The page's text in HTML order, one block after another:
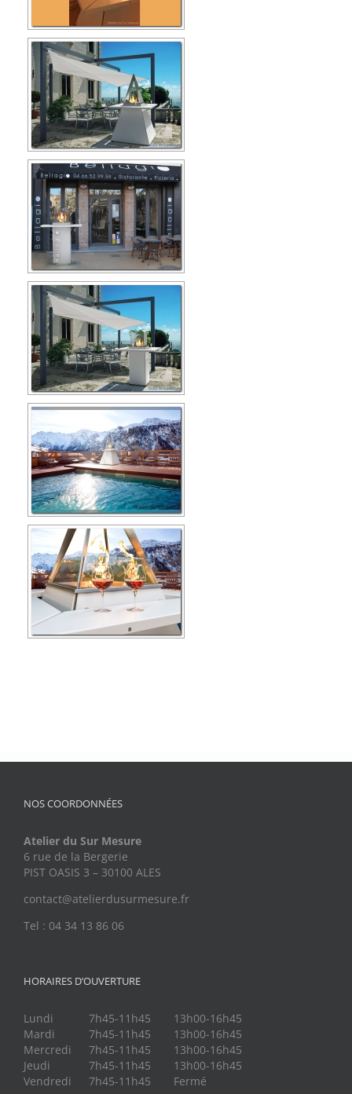
NOS COORDONNÉES
Atelier du Sur Mesure
6 rue de la Bergerie
PIST OASIS 3 – 30100 ALES
contact@atelierdusurmesure.fr
Tel : 04 34 13 86 06
HORAIRES D’OUVERTURE
Lundi 7h45-11h45
13h00-16h45
Mardi
7h45-11h45
13h00-16h45
Mercredi
7h45-11h45
13h00-16h45
Jeudi
7h45-11h45
13h00-16h45
Vendredi
7h45-11h45 Fermé